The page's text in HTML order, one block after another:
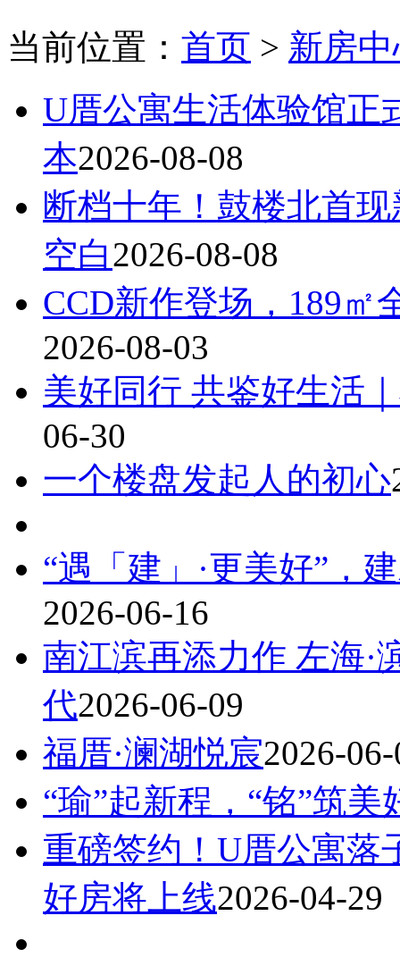
当前位置： 首页 > 新房
U厝公寓生活体验馆正
本2026-08-08
断档十年！鼓楼北首
空白2026-08-08
CCD新作登场，189㎡
2026-08-03
美好同行 共鉴好生活
06-30
一个楼盘发起人的初心
“遇「建」·更美好”，
2026-06-16
南江滨再添力作 左海·
代2026-06-09
福厝·澜湖悦宸2026-
“瑜”起新程，“铭”筑美
重磅签约！U厝公寓落
好房将上线2026-04-29